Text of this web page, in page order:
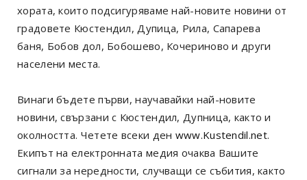
хората, които подсигуряваме най-новите новини от
градовете Кюстендил, Дупица, Рила, Сапарева
баня, Бобов дол, Бобошево, Кочериново и други
населени места.
Винаги бъдете първи, научавайки най-новите
новини, свързани с Кюстендил, Дупница, както и
околността. Четете всеки ден www.Kustendil.net.
Екипът на електронната медия очаква Вашите
сигнали за нередности, случващи се събития, както